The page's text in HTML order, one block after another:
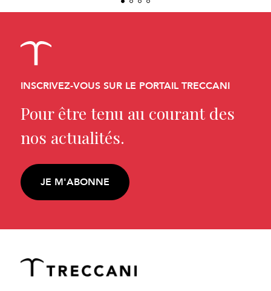
INSCRIVEZ-VOUS SUR LE PORTAIL TRECCANI
Pour être tenu au courant des
nos actualités.
JE M'ABONNE